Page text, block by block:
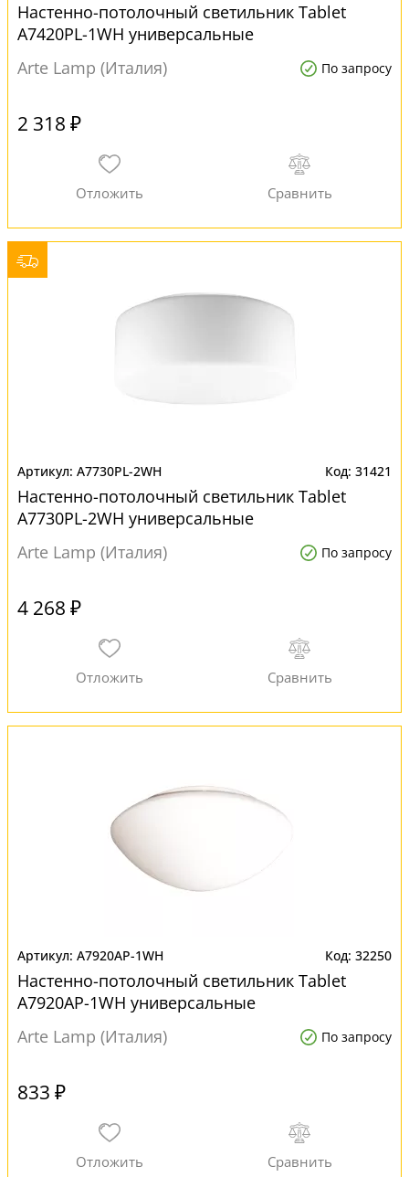
Настенно-потолочный светильник Tablet
A7420PL-1WH универсальные
Arte Lamp (Италия)
По запросу
2 318 ₽
A7730PL-2WH 31421
Настенно-потолочный светильник Tablet
A7730PL-2WH универсальные
Arte Lamp (Италия)
По запросу
4 268 ₽
A7920AP-1WH 32250
Настенно-потолочный светильник Tablet
A7920AP-1WH универсальные
Arte Lamp (Италия)
По запросу
833 ₽